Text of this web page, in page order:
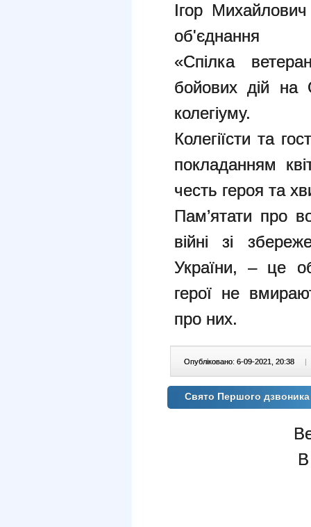
Ігор
об'єднання
«Спілка
бойових дій на
колегіуму.
Колегіїсти та
покладанням
честь героя та
Пам’ятати про
війні зі
України, – це
герої не
про них.
Опубліковано: 6-09-2021, 20:38 |
Свято Першого дзвоника